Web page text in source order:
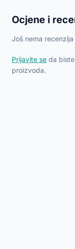
Ocjene i
Još nema
Prijavite se da
proizvoda.